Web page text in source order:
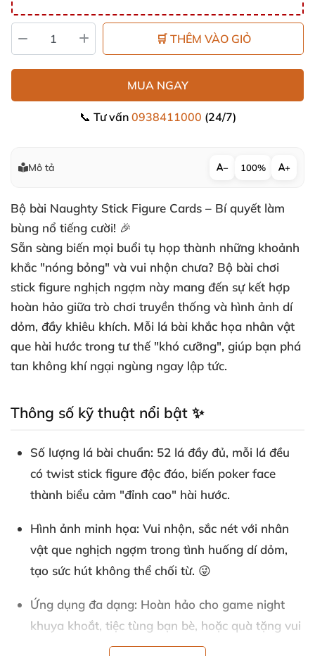
🛒 THÊM VÀO GIỎ
MUA NGAY
📞 Tư vấn 0938411000 (24/7)
Mô tả − 100% +
Bộ bài Naughty Stick Figure Cards – Bí quyết làm
bùng nổ tiếng cười! 🎉
Sẵn sàng biến mọi buổi tụ họp thành những khoảnh
khắc "nóng bỏng" và vui nhộn chưa? Bộ bài chơi
stick figure nghịch ngợm này mang đến sự kết hợp
hoàn hảo giữa trò chơi truyền thống và hình ảnh dí
dỏm, đầy khiêu khích. Mỗi lá bài khắc họa nhân vật
que hài hước trong tư thế "khó cưỡng", giúp bạn phá
tan không khí ngại ngùng ngay lập tức.
Thông số kỹ thuật nổi bật ✨
Số lượng lá bài chuẩn: 52 lá đầy đủ, mỗi lá đều
có twist stick figure độc đáo, biến poker face
thành biểu cảm "đỉnh cao" hài hước.
Hình ảnh minh họa: Vui nhộn, sắc nét với nhân
vật que nghịch ngợm trong tình huống dí dỏm,
tạo sức hút không thể chối từ. 😜
Ứng dụng đa dạng: Hoàn hảo cho game night
khuya khoắt, tiệc tùng bạn bè, hoặc quà tặng vui
tính đầy bất ngờ.